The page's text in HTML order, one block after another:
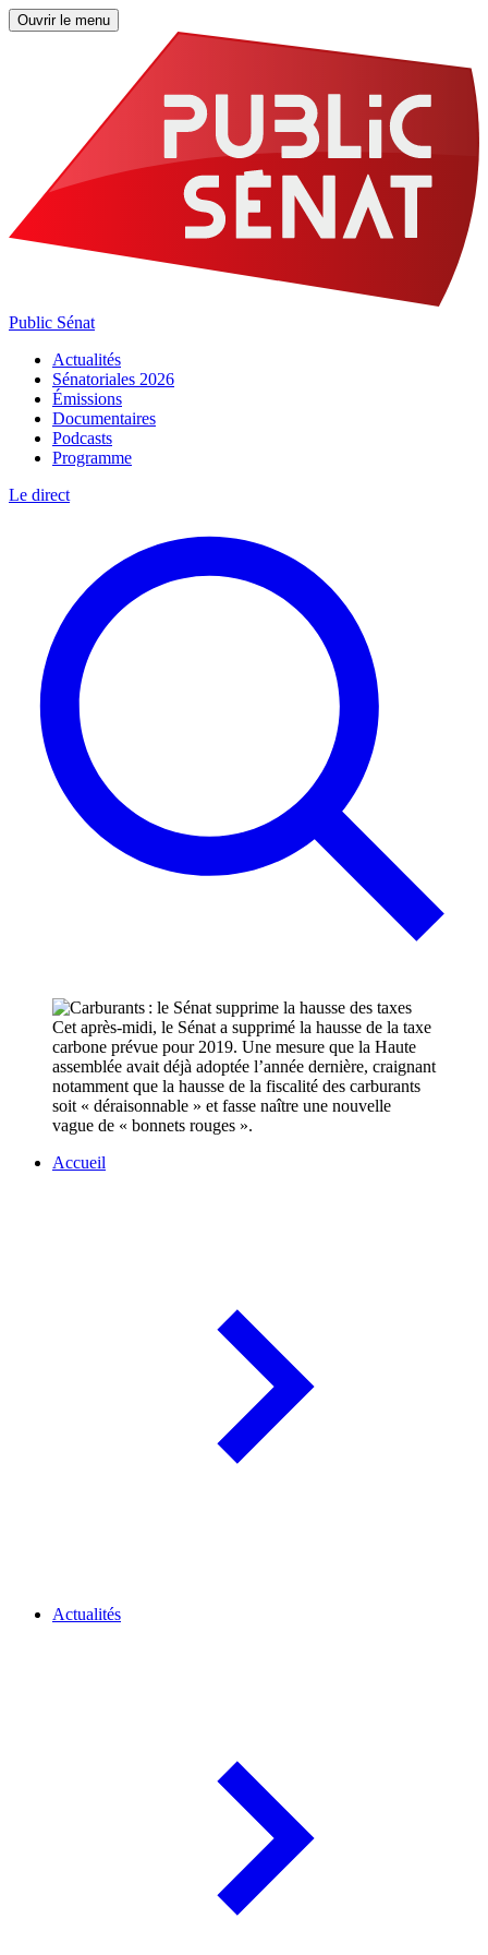
Ouvrir le menu
Public Sénat
Actualités
Sénatoriales 2026
Émissions
Documentaires
Podcasts
Programme
Le direct
Cet après-midi, le Sénat a supprimé la hausse de la taxe
carbone prévue pour 2019. Une mesure que la Haute
assemblée avait déjà adoptée l’année dernière, craignant
notamment que la hausse de la fiscalité des carburants
soit « déraisonnable » et fasse naître une nouvelle
vague de « bonnets rouges ».
Accueil
Actualités